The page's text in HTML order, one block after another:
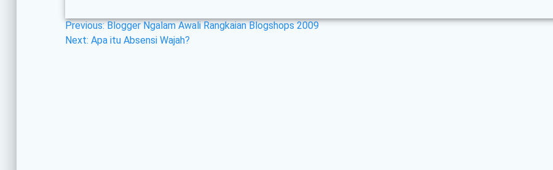
Post
navigation
Previous:Previous
post:
Blogger Ngalam Awali Rangkaian Blogshops 2009
Next: Next
Apa itu Absensi Wajah?